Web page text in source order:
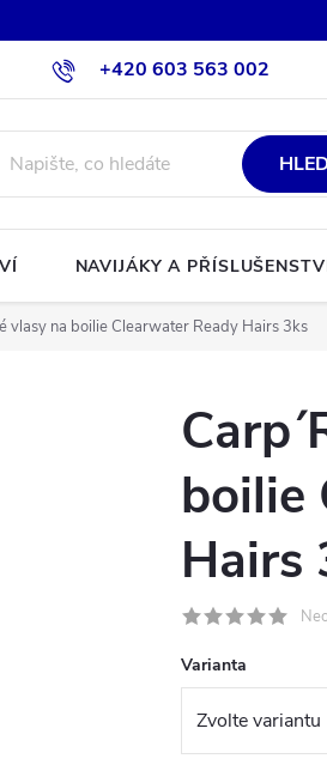
+420 603 563 002
NAVIJÁKY A
vlasy na boilie Clearwater Ready Hairs 3ks
boilie
Hairs
Varianta